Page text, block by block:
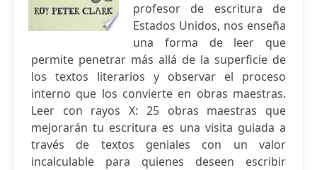
profesor de escritura de
Estados Unidos, nos enseña
una forma de leer que
permite penetrar más allá de la superficie de
los textos literarios y observar el proceso
interno que los convierte en obras maestras.
Leer con rayos X: 25 obras maestras que
mejorarán tu escritura es una visita guiada a
través de textos geniales con un valor
incalculable para quienes deseen escribir